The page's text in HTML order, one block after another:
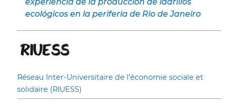
ecológicos en la periferia de Rio de Janeiro
Réseau Inter-Universitaire de l’économie sociale et
solidaire (RIUESS)